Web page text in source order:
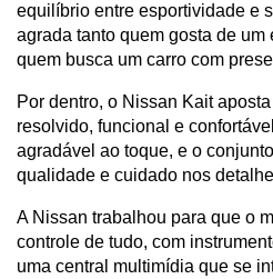
equilíbrio entre esportividade e
agrada tanto quem gosta de
quem busca um carro com
Por dentro, o Nissan Kait
resolvido, funcional e
agradável ao toque, e o
qualidade e cuidado nos
A Nissan trabalhou para que o
controle de tudo, com
uma central multimídia que se